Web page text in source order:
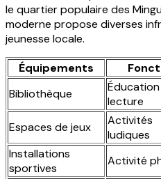
le quartier populaire des
moderne propose diverses
jeunesse locale.
Équipements
Bibliothèque
lecture
Espaces de jeux
Activités
ludiques
Installations
sportives
Activité